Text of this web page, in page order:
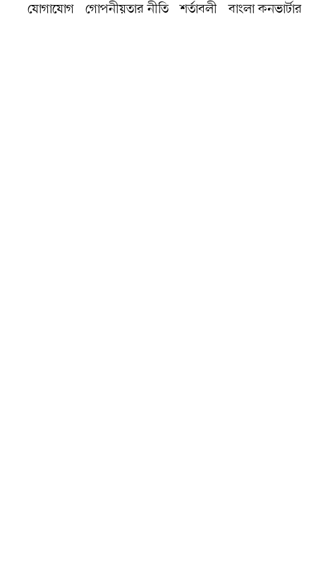
যোগাযোগ গোপনীয়তার নীতি শর্তাবলী বাংলা কনভার্টার